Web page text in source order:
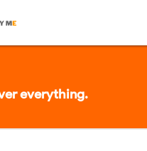
everything.